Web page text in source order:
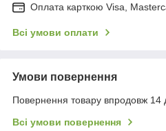
Оплата карткою Visa,
Всі умови оплати
Умови повернення
Повернення товару впродовж 14
Всі умови повернення